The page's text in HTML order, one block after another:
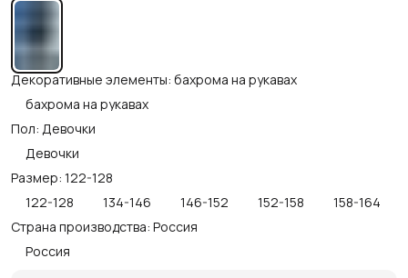
Декоративные элементы: бахрома на рукавах
бахрома на рукавах
Пол: Девочки
Девочки
Размер: 122-128
122-128
134-146 146-152 152-158
158-164
Страна производства: Россия
Россия